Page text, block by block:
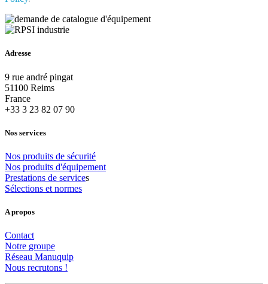
Adresse
9 rue andré pingat
51100 Reims
France
+33 3 23 82 07 90
Nos services
Nos produits de sécurité
Nos produits d'équipement
Prestations de services
Sélections et normes
A propos
Contact
Notre groupe
Réseau Manuquip
Nous recrutons !